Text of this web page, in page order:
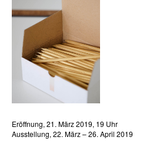
Eröffnung, 21. März 2019, 19 Uhr
Ausstellung, 22. März – 26. April 2019